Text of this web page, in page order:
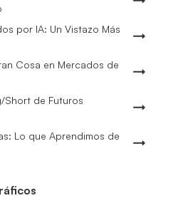
por IA: Un Vistazo Más
Cosa en Mercados de
Short de Futuros
Lo que Aprendimos de